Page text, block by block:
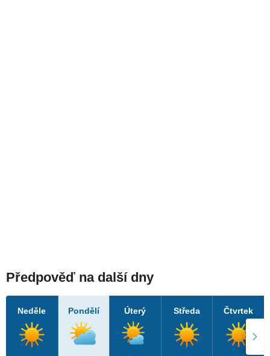
Předpověď na další dny
Neděle Pondělí Úterý Středa Čtvrtek